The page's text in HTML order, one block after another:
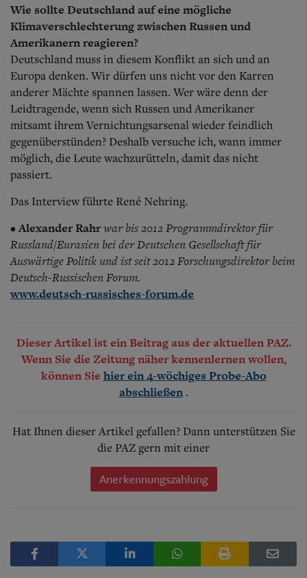
Wie sollte Deutschland auf eine mögliche
Klimaverschlechterung zwischen Russen und
Amerikanern reagieren?
Deutschland muss in diesem Konflikt an sich und an
Europa denken. Wir dürfen uns nicht vor den Karren
anderer Mächte spannen lassen. Wer wäre denn der
Leidtragende, wenn sich Russen und Amerikaner
mitsamt ihrem Vernichtungsarsenal wieder feindlich
gegenüberstünden? Deshalb versuche ich, wann immer
möglich, die Leute wachzurütteln, damit das nicht
passiert.
Das Interview führte René Nehring.
•Alexander Rahrwar bis 2012 Programmdirektor für
Russland/Eurasien bei der Deutschen Gesellschaft für
Auswärtige Politik und ist seit 2012 Forschungsdirektor beim
Deutsch-Russischen Forum.
www.deutsch-russisches-forum.de
Dieser Artikel ist ein Beitrag aus der aktuellen PAZ.
Wenn Sie die Zeitung näher kennenlernen wollen,
können Sie hier ein 4-wöchiges Probe-Abo
abschließen .
Hat Ihnen dieser Artikel gefallen? Dann unterstützen Sie
die PAZ gern mit einer
Anerkennungszahlung